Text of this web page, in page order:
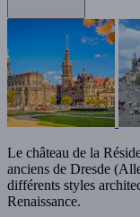
Le château de la
anciens de Dresde
différents styles
Renaissance.